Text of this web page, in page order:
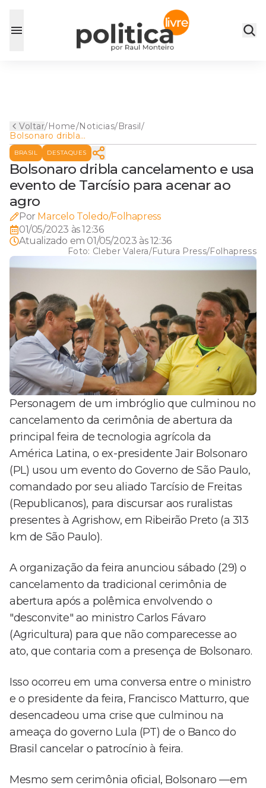
Voltar/Home/Noticias/Brasil/
Bolsonaro dribla
cancelamento e usa evento
de Tarcísio para acenar ao
agro
BRASIL DESTAQUES
Bolsonaro dribla cancelamento e usa
evento de Tarcísio para acenar ao
agro
Por Marcelo Toledo/Folhapress
01/05/2023 às 12:36
Atualizado em 01/05/2023 às 12:36
Foto: Cleber Valera/Futura Press/Folhapress
Personagem de um imbróglio que culminou no
cancelamento da cerimônia de abertura da
principal feira de tecnologia agrícola da
América Latina, o ex-presidente Jair Bolsonaro
(PL) usou um evento do Governo de São Paulo,
comandado por seu aliado Tarcísio de Freitas
(Republicanos), para discursar aos ruralistas
presentes à Agrishow, em Ribeirão Preto (a 313
km de São Paulo).
A organização da feira anunciou sábado (29) o
cancelamento da tradicional cerimônia de
abertura após a polêmica envolvendo o
"desconvite" ao ministro Carlos Fávaro
(Agricultura) para que não comparecesse ao
ato, que contaria com a presença de Bolsonaro.
Isso ocorreu em uma conversa entre o ministro
e o presidente da feira, Francisco Matturro, que
desencadeou uma crise que culminou na
ameaça do governo Lula (PT) de o Banco do
Brasil cancelar o patrocínio à feira.
Mesmo sem cerimônia oficial, Bolsonaro —em